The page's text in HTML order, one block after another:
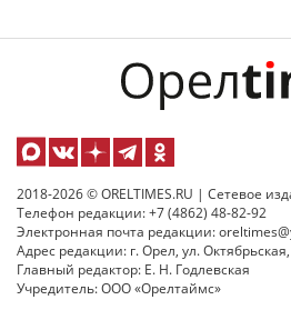
2018-2026 © ORELTIMES.RU | Сетевое
Телефон редакции: +7 (4862) 48-82-92
Электронная почта редакции:
Адрес редакции: г. Орел, ул.
Главный редактор: Е. Н. Годлевская
Учредитель: ООО «Орелтаймс»